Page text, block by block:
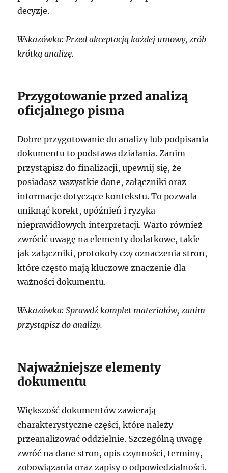
decyzje.
Wskazówka: Przed akceptacją każdej umowy, zrób
krótką analizę.
Przygotowanie przed analizą
oficjalnego pisma
Dobre przygotowanie do analizy lub podpisania
dokumentu to podstawa działania. Zanim
przystąpisz do finalizacji, upewnij się, że
posiadasz wszystkie dane, załączniki oraz
informacje dotyczące kontekstu. To pozwala
uniknąć korekt, opóźnień i ryzyka
nieprawidłowych interpretacji. Warto również
zwrócić uwagę na elementy dodatkowe, takie
jak załączniki, protokoły czy oznaczenia stron,
które często mają kluczowe znaczenie dla
ważności dokumentu.
Wskazówka: Sprawdź komplet materiałów, zanim
przystąpisz do analizy.
Najważniejsze elementy
dokumentu
Większość dokumentów zawierają
charakterystyczne części, które należy
przeanalizować oddzielnie. Szczególną uwagę
zwróć na dane stron, opis czynności, terminy,
zobowiązania oraz zapisy o odpowiedzialności.